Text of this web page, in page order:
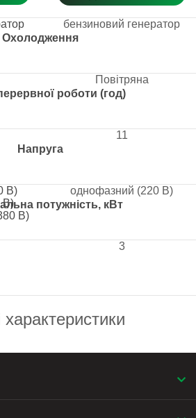
Охолодження
роботи (год)
Напруга
потужність, кВт
В)
В)
В)
бензиновий генератор
Повітряна
11
однофазний (220 В)
3
характеристики